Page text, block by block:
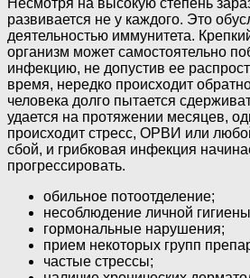
развивается не у каждого. Это
деятельностью иммунитета.
организм может самостоятельно
инфекцию, не допустив ее
время, нередко происходит
человека долго пытается
удается на протяжении месяцев,
происходит стресс, ОРВИ или
сбой, и грибковая инфекция
прогрессировать.
обильное потоотделение;
несоблюдение личной
гормональные нарушения;
прием некоторых групп
частые стрессы;